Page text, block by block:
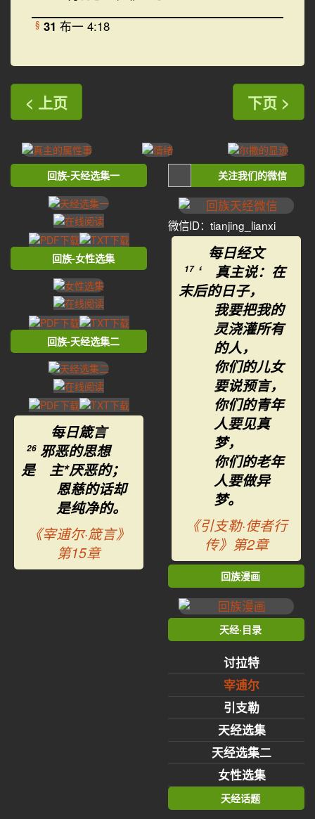
§ 31 布一 4:18
< 上页 下页 >
回族-天经选集一
回族-女性选集
回族-天经选集二
每日箴言
26 邪恶的思想
是 主*厌恶的；
恩慈的话却
是纯净的。
《宰逋尔·箴言》
第15章
关注我们的微信
微信ID：tianjing_lianxi
每日经文
17 ‘ 真主说：在
末后的日子，
我要把我的
灵浇灌所有
的人，
你们的儿女
要说预言，
你们的青年
人要见真
梦，
你们的老年
人要做异
梦。
《引支勒·使者行
传》第2章
回族漫画
天经·目录
讨拉特
宰逋尔
引支勒
天经选集
天经选集二
女性选集
天经话题